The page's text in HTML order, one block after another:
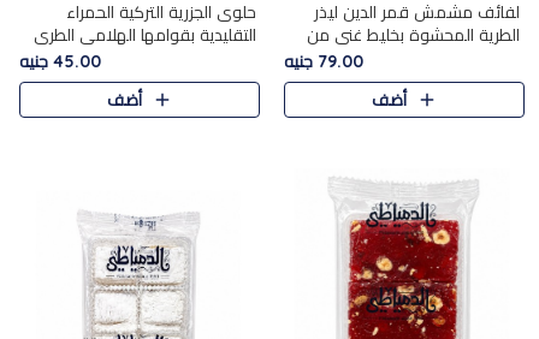
لفائف مشمش قمر الدين ليذر
الطرية المحشوة بخليط غني من
جوز الهند الأبيض والمكسرات
الفاخرة، يقدم المذاق الحلو
الطبيعي لقمر الدين و تجمع بين
79.00 جنيه
أضف
حلوى الجزرية التركية الحمراء
التقليدية بقوامها الهلامي الطري
ولونها الأحمر المميز، محشوة
بسخاء بالفول السوداني المحمص
لتمنحك توازنًا رائعًا ..
45.00 جنيه
أضف